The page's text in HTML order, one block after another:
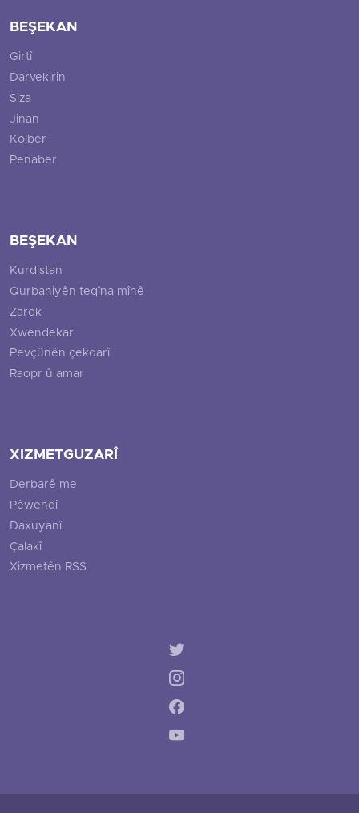
BEŞEKAN
Girtî
Darvekirin
Siza
Jinan
Kolber
Penaber
BEŞEKAN
Kurdistan
Qurbaniyên teqîna mînê
Zarok
Xwendekar
Pevçûnên çekdarî
Raopr û amar
XIZMETGUZARÎ
Derbarê me
Pêwendî
Daxuyanî
Çalakî
Xizmetên RSS